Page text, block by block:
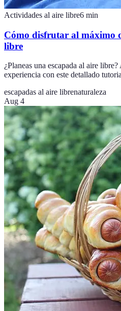
Actividades al aire libre6 min
Cómo disfrutar al máximo
libre
¿Planeas una escapada al aire
experiencia con este detallado
escapadas al aire librenaturaleza
Aug 4